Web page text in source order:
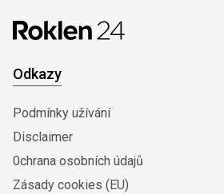
Odkazy
Podmínky užívání
Disclaimer
0chrana osobních údajů
Zásady cookies (EU)